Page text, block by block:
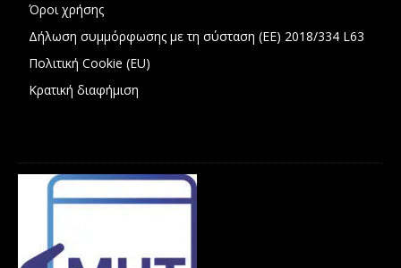
Όροι χρήσης
Δήλωση συμμόρφωσης με τη σύσταση (ΕΕ) 2018/334 L63
Πολιτική Cookie (EU)
Κρατική διαφήμιση